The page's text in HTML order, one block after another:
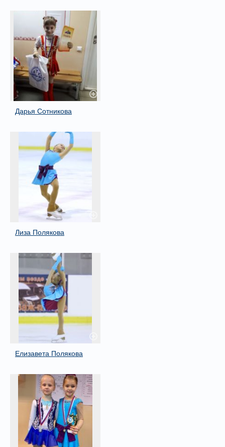
Дарья Сотникова
Лиза Полякова
Елизавета Полякова